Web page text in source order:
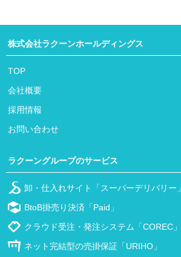
株式会社ラクーンホールディングス
TOP
会社概要
採用情報
お問い合わせ
ラクーングループのサービス
卸・仕入れサイト「スーパーデリバリー」
BtoB掛売り決済「Paid」
クラウド受注・発注システム「COREC」
ネット完結型の売掛保証「URIHO」